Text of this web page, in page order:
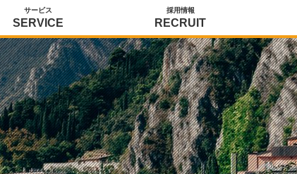
サービス
SERVICE
採用情報
RECRUIT